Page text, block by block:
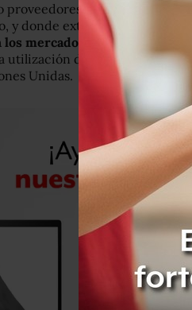
proveedores de seguridad y
y donde extorsionan
tratan
los mercados ilícitos
utilización descarada de la
Unidas.